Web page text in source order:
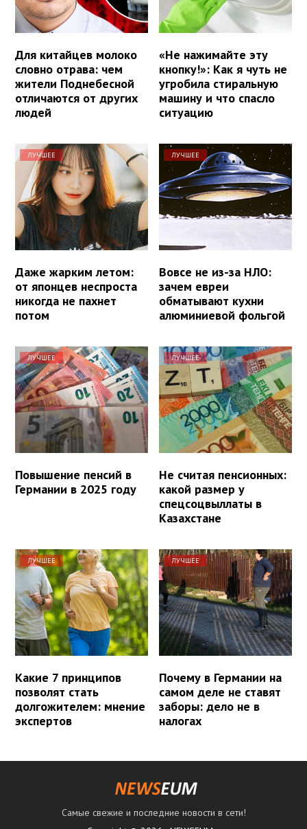
Для китайцев молоко
словно отрава: чем
жители Поднебесной
отличаются от других
людей
«Не нажимайте эту
кнопку!»: Как я чуть не
угробила стиральную
машину и что спасло
ситуацию
ЛУЧШЕЕ
Даже жарким летом:
от японцев неспроста
никогда не пахнет
потом
ЛУЧШЕЕ
Вовсе не из-за НЛО:
зачем евреи
обматывают кухни
алюминиевой фольгой
ЛУЧШЕЕ
Повышение пенсий в
Германии в 2025 году
ЛУЧШЕЕ
Не считая пенсионных:
какой размер у
спецсоцвыллаты в
Казахстане
ЛУЧШЕЕ
Какие 7 принципов
позволят стать
долгожителем: мнение
экспертов
ЛУЧШЕЕ
Почему в Германии на
самом деле не ставят
заборы: дело не в
налогах
Самые свежие и последние новости в сети!